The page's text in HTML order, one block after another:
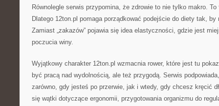
Równolegle serwis przypomina, że zdrowie to nie tylko makro.
Dlatego 12ton.pl pomaga porządkować podejście do diety tak,
Zamiast „zakazów” pojawia się idea elastyczności, gdzie jest
poczucia winy.
Wyjątkowy charakter 12ton.pl wzmacnia rower, które jest tu
być pracą nad wydolnością, ale też przygodą. Serwis
zarówno, gdy jesteś po przerwie, jak i wtedy, gdy chcesz kręcić
się wątki dotyczące ergonomii, przygotowania organizmu do